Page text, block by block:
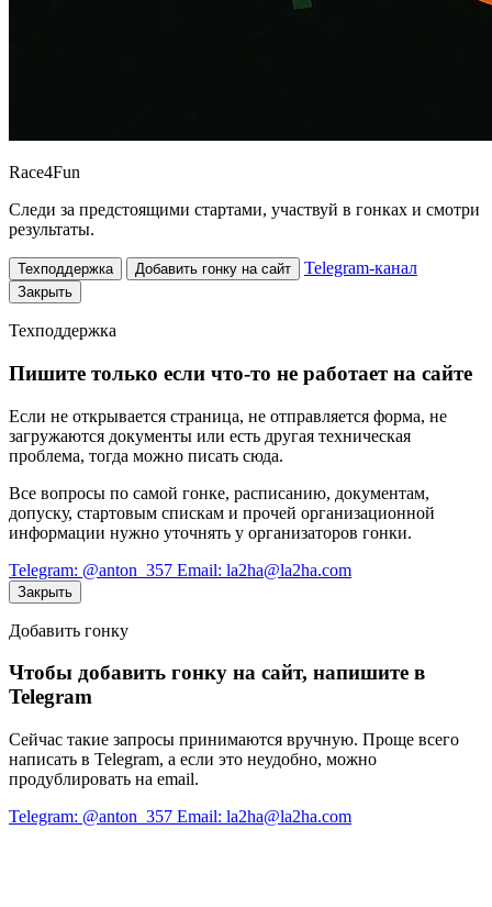
Race4Fun
Следи за предстоящими стартами, участвуй в гонках и смотри
результаты.
Техподдержка Добавить гонку на сайт Telegram-канал
Закрыть
Техподдержка
Пишите только если что-то не работает на сайте
Если не открывается страница, не отправляется форма, не
загружаются документы или есть другая техническая
проблема, тогда можно писать сюда.
Все вопросы по самой гонке, расписанию, документам,
допуску, стартовым спискам и прочей организационной
информации нужно уточнять у организаторов гонки.
Telegram: @anton_357 Email: la2ha@la2ha.com
Закрыть
Добавить гонку
Чтобы добавить гонку на сайт, напишите в
Telegram
Сейчас такие запросы принимаются вручную. Проще всего
написать в Telegram, а если это неудобно, можно
продублировать на email.
Telegram: @anton_357 Email: la2ha@la2ha.com